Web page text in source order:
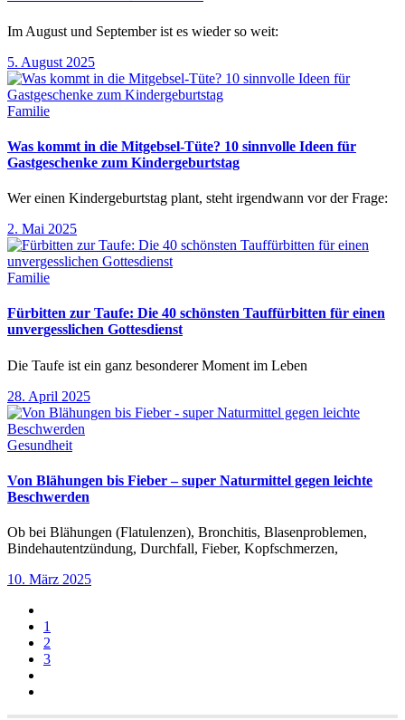
Im August und September ist es wieder so weit:
5. August 2025
Familie
Was kommt in die Mitgebsel-Tüte? 10 sinnvolle Ideen für
Gastgeschenke zum Kindergeburtstag
Wer einen Kindergeburtstag plant, steht irgendwann vor der Frage:
2. Mai 2025
Familie
Fürbitten zur Taufe: Die 40 schönsten Tauffürbitten für einen
unvergesslichen Gottesdienst
Die Taufe ist ein ganz besonderer Moment im Leben
28. April 2025
Gesundheit
Von Blähungen bis Fieber – super Naturmittel gegen leichte
Beschwerden
Ob bei Blähungen (Flatulenzen), Bronchitis, Blasenproblemen,
Bindehautentzündung, Durchfall, Fieber, Kopfschmerzen,
10. März 2025
1
2
3